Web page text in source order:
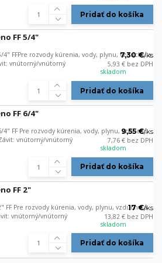
Pridať do košíka
FF 5/4"
FFPre rozvody kúrenia, vody, plynu, vzduchu a
vnútorný/vnútorný
7,30 €/ks
5,93 € bez DPH
skladom
Pridať do košíka
FF 6/4"
FF Pre rozvody kúrenia, vody, plynu, vzduchu
vnútorný/vnútorný
9,55 €/ks
7,76 € bez DPH
skladom
Pridať do košíka
FF 2"
FF Pre rozvody kúrenia, vody, plynu, vzduchu a
vnútorný/vnútorný
17 €/ks
13,82 € bez DPH
skladom
Pridať do košíka